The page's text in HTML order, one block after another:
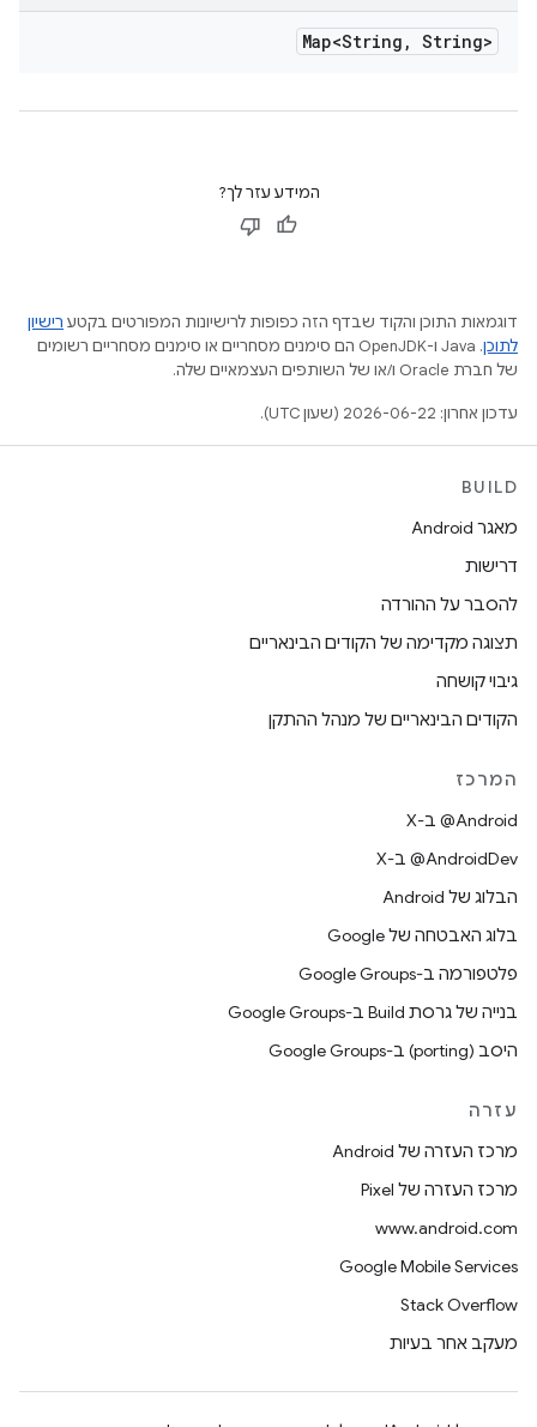
Map<String , String>
המידע עזר לך?
דוגמאות התוכן והקוד שבדף הזה כפופות לרישיונות המפורטים בקטע רישיון
לתוכן
.‏ Java ו-OpenJDK הם סימנים מסחריים או סימנים מסחריים רשומים
של חברת Oracle ו/או של השותפים העצמאיים שלה.
עדכון אחרון: 2026-06-22 (שעון UTC).
BUILD
מאגר Android
דרישות
להסבר על ההורדה
תצוגה מקדימה של הקודים הבינאריים
גיבוי קושחה
הקודים הבינאריים של מנהל ההתקן
המרכז
‫‎@Android ב-X
‫‎@AndroidDev ב-X
הבלוג של Android
בלוג האבטחה של Google
פלטפורמה ב-Google Groups
בנייה של גרסת Build ב-Google Groups
היסב (porting) ב-Google Groups
עזרה
מרכז העזרה של Android
מרכז העזרה של Pixel
www.android.com
Google Mobile Services
Stack Overflow
מעקב אחר בעיות